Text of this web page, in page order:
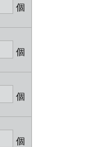
個
個
個
個